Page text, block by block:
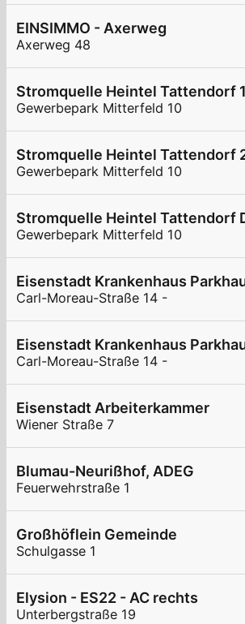
EINSIMMO - Axerweg
Axerweg 48
Stromquelle Heintel Tattendorf 1
Gewerbepark Mitterfeld 10
Stromquelle Heintel Tattendorf
Gewerbepark Mitterfeld 10
Stromquelle Heintel Tattendorf
Gewerbepark Mitterfeld 10
Eisenstadt Krankenhaus
Carl-Moreau-Straße 14 -
Eisenstadt Krankenhaus
Carl-Moreau-Straße 14 -
Eisenstadt Arbeiterkammer
Wiener Straße 7
Blumau-Neurißhof, ADEG
Feuerwehrstraße 1
Großhöflein Gemeinde
Schulgasse 1
Elysion - ES22 - AC rechts
Unterbergstraße 19